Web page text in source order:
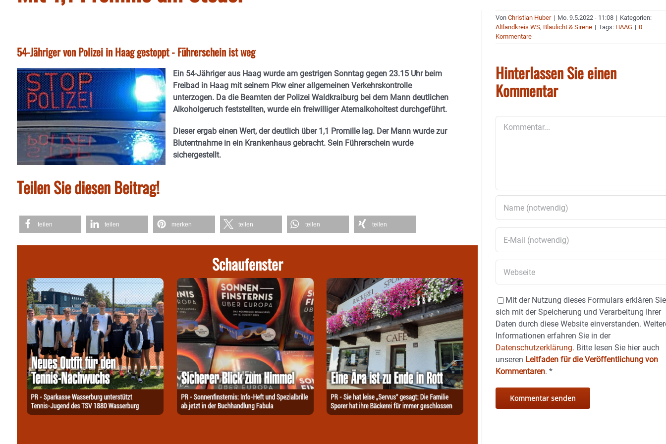
54-Jähriger von Polizei in Haag gestoppt - Führerschein ist weg
Ein 54-Jähriger aus Haag wurde am gestrigen Sonntag gegen 23.15 Uhr beim
Freibad in Haag mit seinem Pkw einer allgemeinen Verkehrskontrolle
unterzogen. Da die Beamten der Polizei Waldkraiburg bei dem Mann deutlichen
Alkoholgeruch feststellten, wurde ein freiwilliger Atemalkoholtest durchgeführt.
Dieser ergab einen Wert, der deutlich über 1,1 Promille lag. Der Mann wurde zur
Blutentnahme in ein Krankenhaus gebracht. Sein Führerschein wurde
sichergestellt.
Teilen Sie diesen Beitrag!
teilen teilen merken teilen teilen teilen
Schaufenster
VonChristian Huber | Mo. 9.5.2022 - 11:08 | Kategorien:
Altlandkreis WS, Blaulicht & Sirene | Tags: HAAG | 0
Kommentare
Hinterlassen Sie einen
Kommentar
Mit der Nutzung dieses Formulars erklären Sie
sich mit der Speicherung und Verarbeitung Ihrer
Daten durch diese Website einverstanden.
Informationen erfahren Sie in der
Datenschutzerklärung. Bitte lesen Sie hier auch
unseren Leitfaden für die Veröffentlichung von
Kommentaren.*